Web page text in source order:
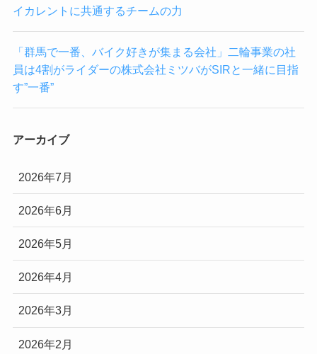
イカレントに共通するチームの力
「群馬で一番、バイク好きが集まる会社」二輪事業の社
員は4割がライダーの株式会社ミツバがSIRと一緒に目指
す”一番”
アーカイブ
2026年7月
2026年6月
2026年5月
2026年4月
2026年3月
2026年2月